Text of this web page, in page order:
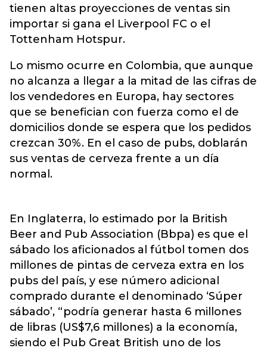
tienen altas proyecciones de ventas sin
importar si gana el Liverpool FC o el
Tottenham Hotspur.
Lo mismo ocurre en Colombia, que aunque
no alcanza a llegar a la mitad de las cifras de
los vendedores en Europa, hay sectores
que se benefician con fuerza como el de
domicilios donde se espera que los pedidos
crezcan 30%. En el caso de pubs, doblarán
sus ventas de cerveza frente a un día
normal.
En Inglaterra, lo estimado por la British
Beer and Pub Association (Bbpa) es que el
sábado los aficionados al fútbol tomen dos
millones de pintas de cerveza extra en los
pubs del país, y ese número adicional
comprado durante el denominado ‘Súper
sábado’, “podría generar hasta 6 millones
de libras (US$7,6 millones) a la economía,
siendo el Pub Great British uno de los